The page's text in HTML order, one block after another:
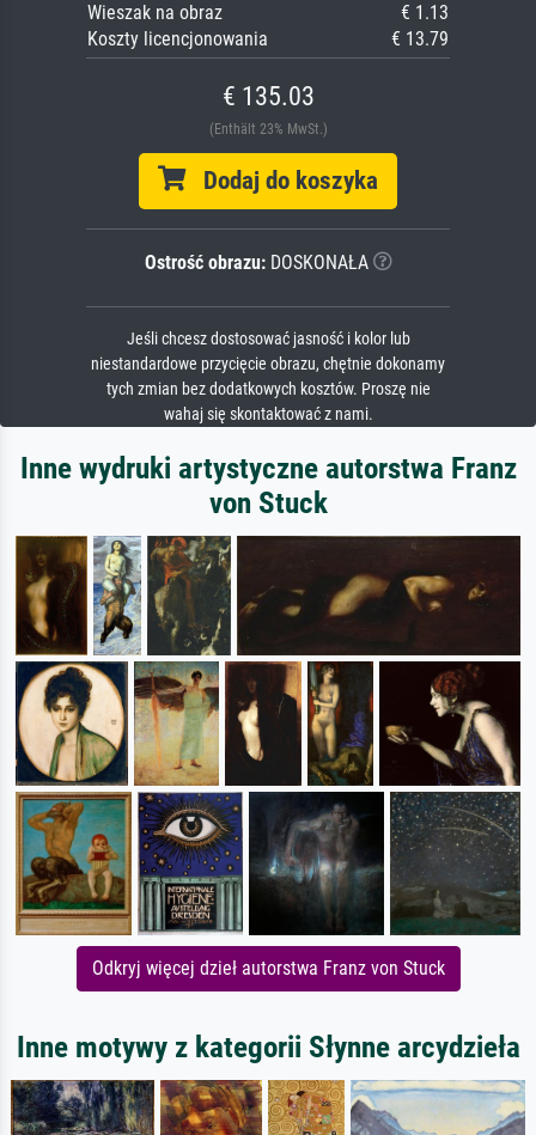
Wieszak na obraz
€ 1.13
Koszty licencjonowania
€ 13.79
€ 135.03
(Enthält 23% MwSt.)
Dodaj do koszyka
Ostrość obrazu:DOSKONAŁA
Jeśli chcesz dostosować jasność i kolor lub
niestandardowe przycięcie obrazu, chętnie dokonamy
tych zmian bez dodatkowych kosztów. Proszę nie
wahaj się skontaktować z nami.
Inne wydruki artystyczne autorstwa Franz
von Stuck
Odkryj więcej dzieł autorstwa Franz von Stuck
Inne motywy z kategorii Słynne arcydzieła